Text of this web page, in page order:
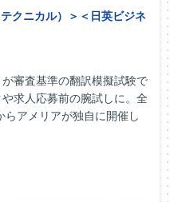
クニカル）＞＜日英ビジネ
審査基準の翻訳模擬試験で
求人応募前の腕試しに。全
アメリアが独自に開催し